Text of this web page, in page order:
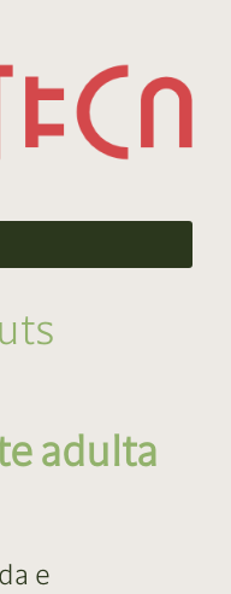
adulta
e